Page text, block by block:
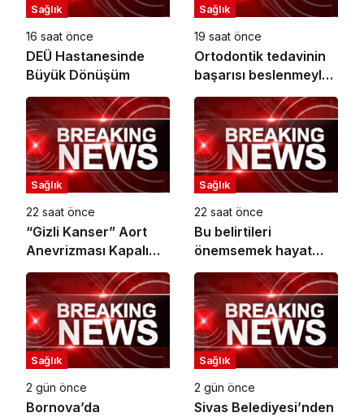
Sağlık
16 saat önce
DEÜ Hastanesinde
Büyük Dönüşüm
Sağlık
19 saat önce
Ortodontik tedavinin
başarısı beslenmeyle
başlar!
Sağlık
22 saat önce
“Gizli Kanser” Aort
Anevrizması Kapalı
Yöntemle Tedavi Edildi
Sağlık
22 saat önce
Bu belirtileri
önemsemek hayat
kurtarıyor
Sağlık
2 gün önce
Bornova’da
Sağlık
2 gün önce
Sivas Belediyesi’nden